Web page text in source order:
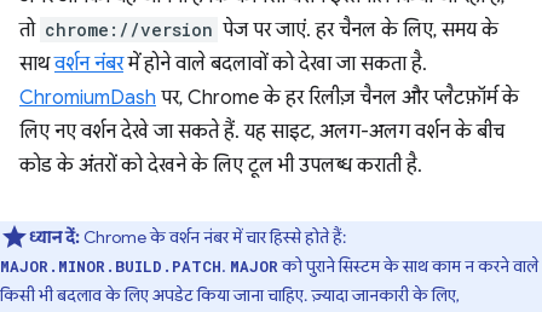
तो chrome://version पेज पर जाएं. हर चैनल के लिए, समय के
साथवर्शन नंबरमें होने वाले बदलावों को देखा जा सकता है.
ChromiumDash पर, Chrome के हर रिलीज़ चैनल और प्लैटफ़ॉर्म के
लिए नए वर्शन देखे जा सकते हैं. यह साइट, अलग-अलग वर्शन के बीच
कोड के अंतरों को देखने के लिए टूल भी उपलब्ध कराती है.
ध्यान दें: Chrome के वर्शन नंबर में चार हिस्से होते हैं:
MAJOR.MINOR.BUILD.PATCH. MAJORको पुराने सिस्टम के साथ काम न करने वाले
किसी भी बदलाव के लिए अपडेट किया जाना चाहिए. ज़्यादा जानकारी के लिए,